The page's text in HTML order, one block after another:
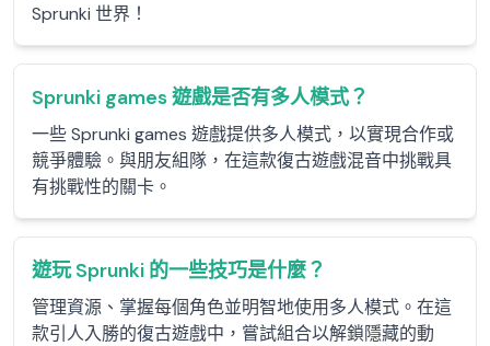
Sprunki 世界！
Sprunki games 遊戲是否有多人模式？
一些 Sprunki games 遊戲提供多人模式，以實現合作或
競爭體驗。與朋友組隊，在這款復古遊戲混音中挑戰具
有挑戰性的關卡。
遊玩 Sprunki 的一些技巧是什麼？
管理資源、掌握每個角色並明智地使用多人模式。在這
款引人入勝的復古遊戲中，嘗試組合以解鎖隱藏的動